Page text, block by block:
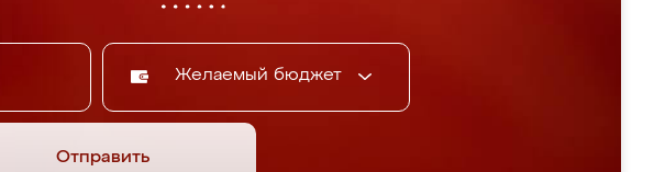
Желаемый бюджет
Отправить